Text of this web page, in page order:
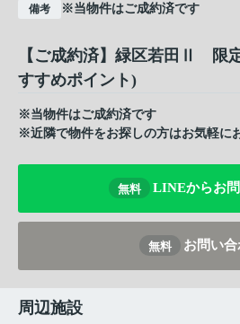
備考 ※当物件はご成約済です
【ご成約済】緑区若田Ⅱ 限
すすめポイント)
※当物件はご成約済です
※近隣で物件をお探しの方はお気軽に
無料 LINEからお
無料 お問い合
周辺施設